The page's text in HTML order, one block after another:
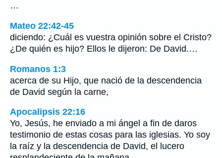
…
Mateo 22:42-45
diciendo: ¿Cuál es vuestra opinión sobre el Cristo?
¿De quién es hijo? Ellos le dijeron: De David.…
Romanos 1:3
acerca de su Hijo, que nació de la descendencia
de David según la carne,
Apocalipsis 22:16
Yo, Jesús, he enviado a mi ángel a fin de daros
testimonio de estas cosas para las iglesias. Yo soy
la raíz y la descendencia de David, el lucero